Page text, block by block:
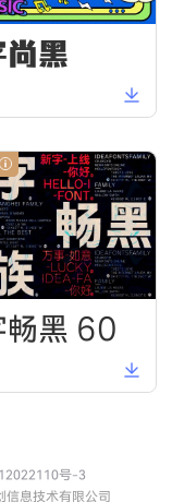
黑
畅黑 60
号-3
信息技术有限公司